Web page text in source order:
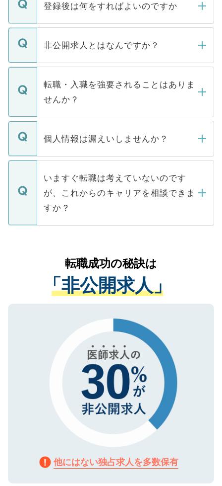
登録後は何をすればよいのですか
ご登録いただきましたら、弊社担当者がご
登録内容を確認し、その後メールもしくは
ます。通常、5営業日以内にはご連絡をせて
いただきますので、しばらくお待ちくださ
い。
非公開求人とはなんですか？
マイナビDOCTORで取り扱っている求人の
うち約3割は、Webサイトからご覧いただ
けない「非公開求人」です。非公開求人は
下記の理由によって、一般には公開してい
ません。
■応募殺到を避けるため 人気のある医療機
関を公にしてしまうと、応募が殺到する場
に、医療機関が求める条件に合った人材の
みを人材紹介会社に依頼するケースが増え
ています。
転職・入職を強要されることはありま
せんか？
転職・入職を強要することは一切ありませ
ん。また、仮に応募先から内定をいただい
定を承諾する必要はありません。内定先へ
の辞退の連絡はキャリアパートナーが行い
ますので、ご安心ください。
個人情報は漏えいしませんか？
個人情報が漏えいすることはありませんの
で、ご安心ください。当サイトからの登録
などで収集したご登録者様の個人情報は、
ご本人のキャリアアップおよび転職活動の
支援を目的に使用いたします。お預かりし
ているすべての個人データはご本人の許可
は、個人情報の取り扱いについての厳密な
管理基準を満たした事業者のみに付与され
る、プライバシーマークを取得済みです。
ご登録いただいた個人情報は、SSL（デー
で、機密保持に関してもご安心ください。
いますぐ転職は考えていないのです
が、これからのキャリアを相談できま
すか？
かがいして、現在の医療機関の状況や紹介
経験をまじえながら、適切なアドバイスを
させていただきます。すぐにご転職をされ
ない方には、長期的なサポートが可能です
ので、まずはご登録ください。
転職成功の秘訣は
「非公開求人」
他にはない独占求人を多数保有